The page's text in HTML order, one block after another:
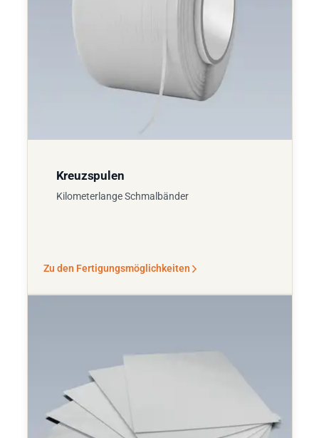
Kreuzspulen
Kilometerlange Schmalbänder
Zu den Fertigungsmöglichkeiten